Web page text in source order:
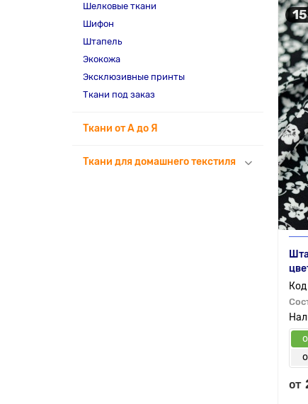
Шелковые ткани
Шифон
Штапель
Экокожа
Эксклюзивные принты
Ткани под заказ
Ткани от А до Я
Ткани для домашнего текстиля
от